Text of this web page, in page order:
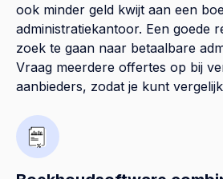
ook minder geld kwijt aan een
administratiekantoor. Een goede
zoek te gaan naar betaalbare
Vraag meerdere offertes op bij
aanbieders, zodat je kunt